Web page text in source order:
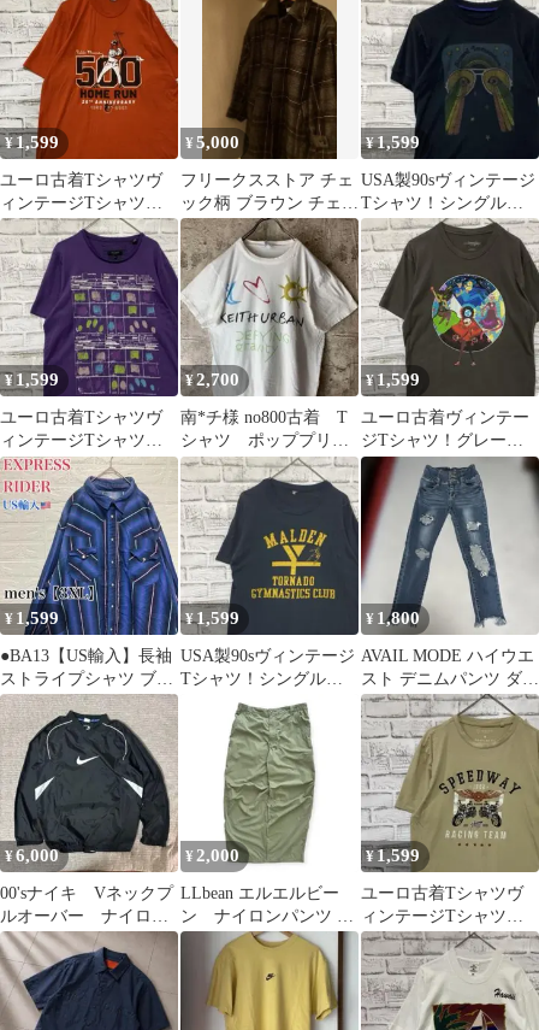
¥1,599
ユーロ古着Tシャツヴ
ィンテージTシャツ！
オレンジ半袖 XL0427
¥5,000
フリークスストア チェ
ック柄 ブラウン チェス
ターコート ビックシル
エット
¥1,599
USA製90sヴィンテージ
Tシャツ！シングルス
テッチブラック古着S
0429
¥ 1,599
ユーロ古着Tシャツヴ
ィンテージTシャツ！
パープル半袖 M 0428
¥2,700
南*チ様 no800古着 T
シャツ ポッププリン
ト◎ 白T
¥1,599
ユーロ古着ヴィンテー
ジTシャツ！グレーブ
ラウン半袖M 0626
¥ 1,599
●BA13【US輸入】長袖
ストライプシャツ ブル
ー系 men's【3XL】
¥1,599
USA製90sヴィンテージ
Tシャツ！シングルス
テッチブラック古着M
¥ 1,800
AVAIL MODE ハイウエ
スト デニムパンツ ダメ
ージ加工 カジュアル 美
脚
¥6,000
00'sナイキ Vネックプ
ルオーバー ナイロン
ジャケット
¥ 2,000
LLbean エルエルビー
ン ナイロンパンツ グ
リーン
¥1,599
ユーロ古着Tシャツヴ
ィンテージTシャツ！
ベージュ半袖 M 0428